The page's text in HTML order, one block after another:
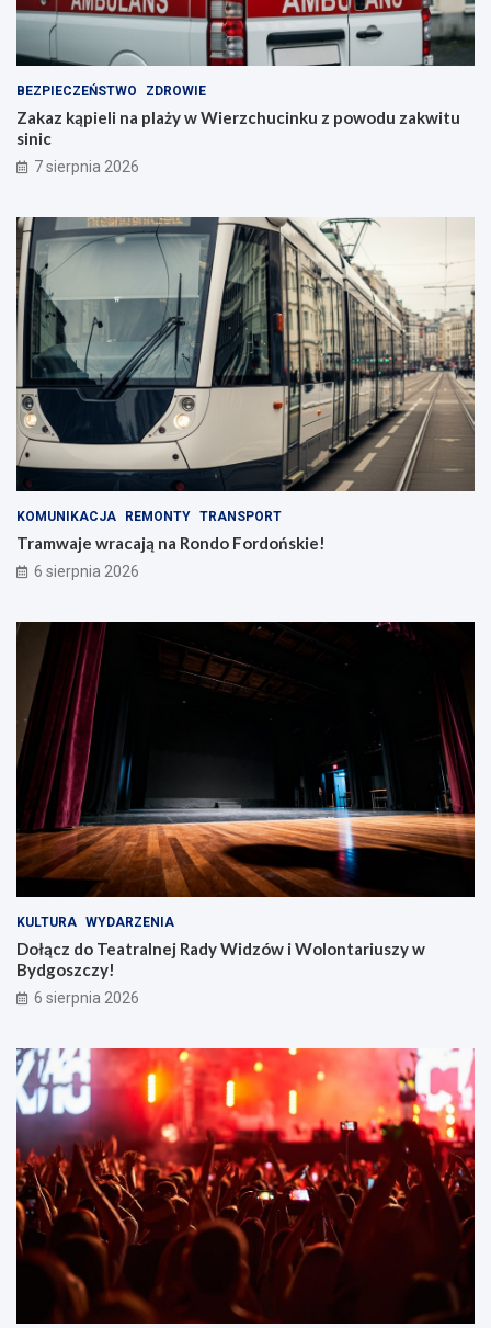
BEZPIECZEŃSTWO ZDROWIE
Zakaz kąpieli na plaży w Wierzchucinku z powodu zakwitu
sinic
7 sierpnia 2026
KOMUNIKACJA REMONTY TRANSPORT
Tramwaje wracają na Rondo Fordońskie!
6 sierpnia 2026
KULTURA WYDARZENIA
Dołącz do Teatralnej Rady Widzów i Wolontariuszy w
Bydgoszczy!
6 sierpnia 2026